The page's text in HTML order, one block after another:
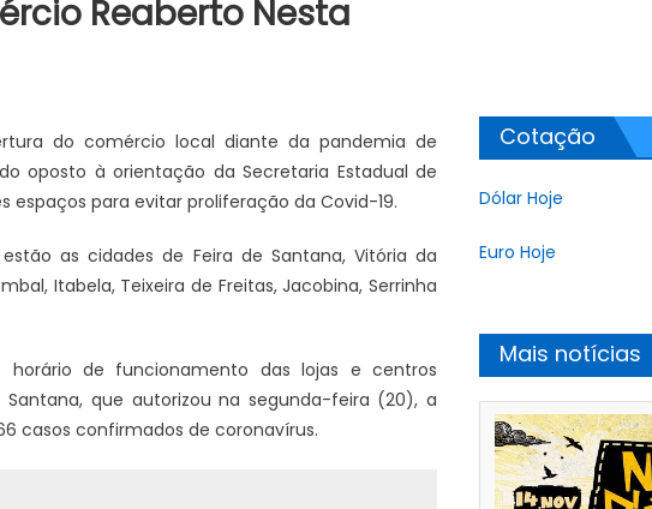
Reaberto Nesta
do comércio local diante da pandemia de
oposto à orientação da Secretaria Estadual de
para evitar proliferação da Covid-19.
as cidades de Feira de Santana, Vitória da
Itabela, Teixeira de Freitas, Jacobina, Serrinha
de funcionamento das lojas e centros
que autorizou na segunda-feira (20), a
casos confirmados de coronavírus.
Cotação
Dólar Hoje
Euro Hoje
Mais notícias